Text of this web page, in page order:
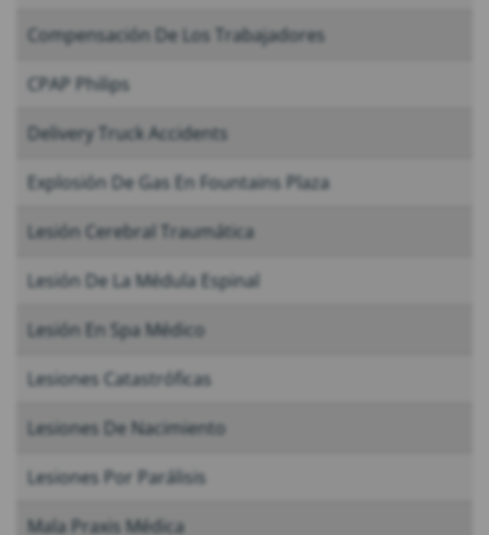
Compensación De Los Trabajadores
CPAP Philips
Delivery Truck Accidents
Explosión De Gas En Fountains Plaza
Lesión Cerebral Traumática
Lesión De La Médula Espinal
Lesión En Spa Médico
Lesiones Catastróficas
Lesiones De Nacimiento
Lesiones Por Parálisis
Mala Praxis Médica